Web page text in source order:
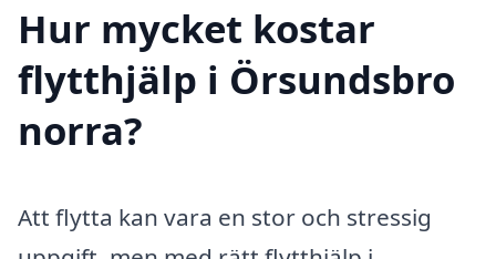
Hur mycket kostar
flytthjälp i Örsundsbro
norra?
Att flytta kan vara en stor och stressig